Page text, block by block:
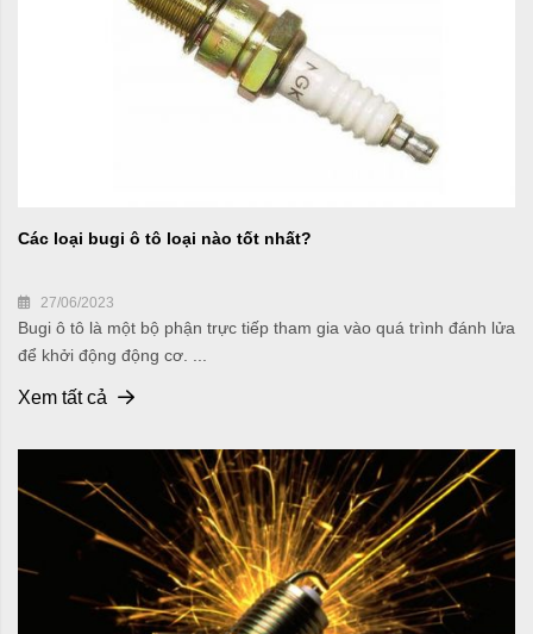
Các loại bugi ô tô loại nào tốt nhất?
27/06/2023
Bugi ô tô là một bộ phận trực tiếp tham gia vào quá trình đánh lửa
để khởi động động cơ. ...
Xem tất cả